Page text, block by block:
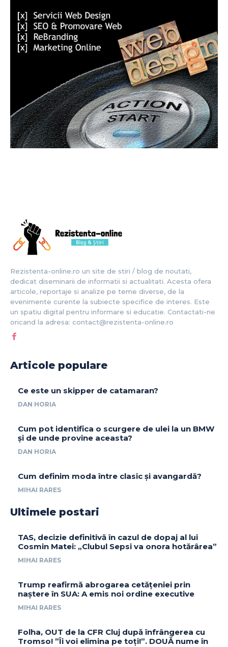
Rezistenta-online.ro un site de stiri / blog de noutati,
dedicat diseminarii de informatii si actualitati. Acesta ofera
articole, reportaje si analize pe teme diverse, de la
evenimente curente la subiecte specifice de interes. Este
un spatiu digital pentru informare si educatie. Contactati-ne
oricand la adresa: contact@rezistenta-online.ro
Articole populare
Ce este un skipper de catamaran?
DAN HORIA
Cum pot identifica o scurgere de ulei la un BMW
și de unde provine aceasta?
DAN HORIA
Cum definim moda între clasic și avangardă?
MIHAI RARES
Ultimele postari
TAS, decizie definitivă în cazul de dopaj al lui
Cosmin Matei: „Clubul Sepsi va onora hotărârea”
MIHAI RARES
Trump reafirmă abrogarea cetățeniei prin
naștere în SUA: A emis noi ordine executive
MIHAI RARES
Folha, OUT de la CFR Cluj după înfrângerea cu
Tromso! ”Îi voi elimina pe toți!”. DOUĂ nume în